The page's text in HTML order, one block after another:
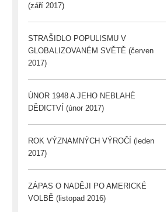
(září 2017)
STRAŠIDLO POPULISMU V
GLOBALIZOVANÉM SVĚTĚ (červen
2017)
ÚNOR 1948 A JEHO NEBLAHÉ
DĚDICTVÍ (únor 2017)
ROK VÝZNAMNÝCH VÝROČÍ (leden
2017)
ZÁPAS O NADĚJI PO AMERICKÉ
VOLBĚ (listopad 2016)